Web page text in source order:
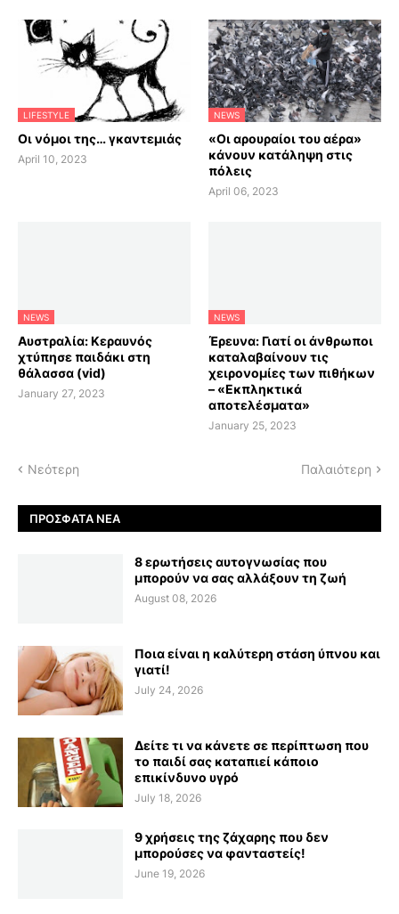
LIFESTYLE
Οι νόμοι της… γκαντεμιάς
April 10, 2023
NEWS
«Οι αρουραίοι του αέρα»
κάνουν κατάληψη στις
πόλεις
April 06, 2023
NEWS
Αυστραλία: Κεραυνός
χτύπησε παιδάκι στη
θάλασσα (vid)
January 27, 2023
NEWS
Έρευνα: Γιατί οι άνθρωποι
καταλαβαίνουν τις
χειρονομίες των πιθήκων
– «Εκπληκτικά
αποτελέσματα»
January 25, 2023
Νεότερη Παλαιότερη
ΠΡΌΣΦΑΤΑ ΝΈΑ
8 ερωτήσεις αυτογνωσίας που
μπορούν να σας αλλάξουν τη ζωή
August 08, 2026
Ποια είναι η καλύτερη στάση ύπνου και
γιατί!
July 24, 2026
Δείτε τι να κάνετε σε περίπτωση που
το παιδί σας καταπιεί κάποιο
επικίνδυνο υγρό
July 18, 2026
9 χρήσεις της ζάχαρης που δεν
μπορούσες να φανταστείς!
June 19, 2026